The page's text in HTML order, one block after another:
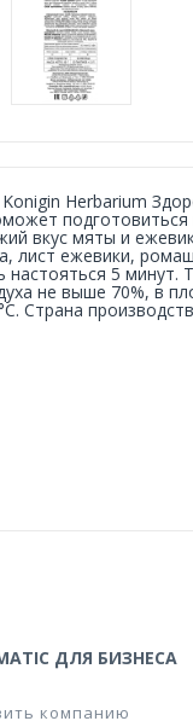
Herbarium
подготовиться
вкус мяты и
лист ежевики,
настояться 5 минут.
не выше 70%, в
Страна
ДЛЯ БИЗНЕСА
компанию